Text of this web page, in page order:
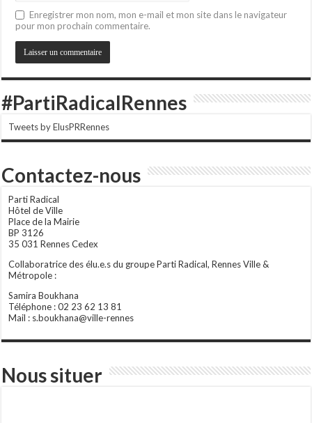
Enregistrer mon nom, mon e-mail et mon site dans le navigateur
pour mon prochain commentaire.
#PartiRadicalRennes
Tweets by ElusPRRennes
Contactez-nous
Parti Radical
Hôtel de Ville
Place de la Mairie
BP 3126
35 031 Rennes Cedex
Collaboratrice des élu.e.s du groupe Parti Radical, Rennes Ville &
Métropole :
Samira Boukhana
Téléphone : 02 23 62 13 81
Mail : s.boukhana@ville-rennes
Nous situer